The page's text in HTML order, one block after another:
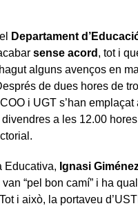
Departament
sense acord , tot i
alguns avenços en
de dues hores de
i UGT s’han emplaçat
a les 12.00
Educativa, Ignasi
“pel bon camí” i ha
i això, la portaveu